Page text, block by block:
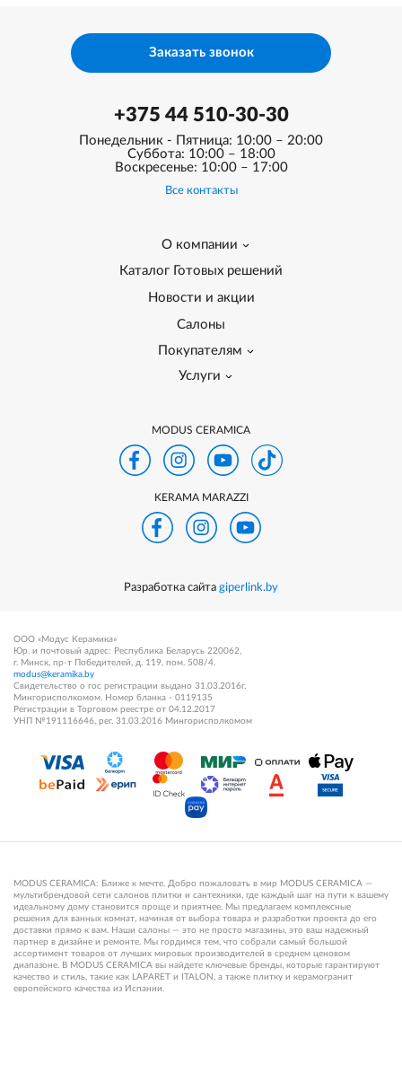
+375 44 510-30-30
Понедельник - Пятница: 10:00 – 20:00
Суббота: 10:00 – 18:00
Воскресенье: 10:00 – 17:00
Все контакты
О компании
Каталог Готовых решений
Новости и акции
Салоны
Покупателям
Услуги
Заказать звонок
MODUS CERAMICA
KERAMA MARAZZI
Разработка сайта giperlink.by
ООО «Модус Керамика»
Юр. и почтовый адрес: Республика Беларусь 220062,
г. Минск, пр-т Победителей, д. 119, пом. 508/4.
modus@keramika.by
Свидетельство о гос регистрации выдано 31.03.2016г.
Мингорисполкомом. Номер бланка - 0119135
Регистрации в Торговом реестре от 04.12.2017
УНП №191116646, рег. 31.03.2016 Мингорисполкомом
MODUS CERAMICA: Ближе к мечте. Добро пожаловать в мир MODUS CERAMICA —
мультибрендовой сети салонов плитки и сантехники, где каждый шаг на пути к вашему
идеальному дому становится проще и приятнее. Мы предлагаем комплексные
решения для ванных комнат, начиная от выбора товара и разработки проекта до его
доставки прямо к вам. Наши салоны — это не просто магазины, это ваш надежный
партнер в дизайне и ремонте. Мы гордимся тем, что собрали самый большой
ассортимент товаров от лучших мировых производителей в среднем ценовом
диапазоне. В MODUS CERAMICA вы найдете ключевые бренды, которые гарантируют
качество и стиль, такие как LAPARET и ITALON, а также плитку и керамогранит
европейского качества из Испании.